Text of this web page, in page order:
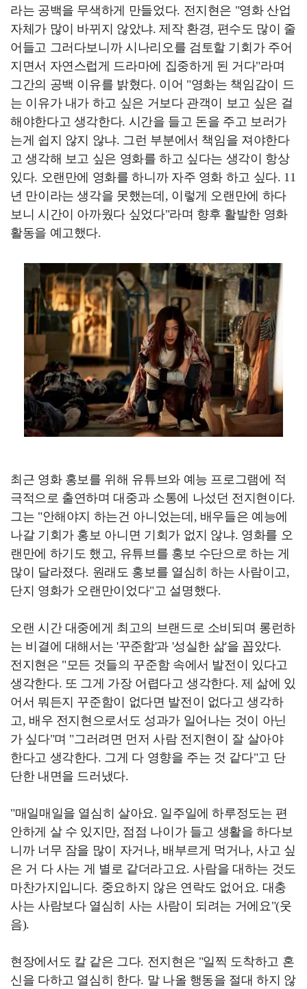
라는 공백을 무색하게 만들었다. 전지현은 "영화 산업
자체가 많이 바뀌지 않았냐. 제작 환경, 편수도 많이 줄
어들고 그러다보니까 시나리오를 검토할 기회가 주어
지면서 자연스럽게 드라마에 집중하게 된 거다"라며
그간의 공백 이유를 밝혔다. 이어 "영화는 책임감이 드
는 이유가 내가 하고 싶은 거보다 관객이 보고 싶은 걸
해야한다고 생각한다. 시간을 들고 돈을 주고 보러가
는게 쉽지 않지 않냐. 그런 부분에서 책임을 져야한다
고 생각해 보고 싶은 영화를 하고 싶다는 생각이 항상
있다. 오랜만에 영화를 하니까 자주 영화 하고 싶다. 11
년 만이라는 생각을 못했는데, 이렇게 오랜만에 하다
보니 시간이 아까웠다 싶었다"라며 향후 활발한 영화
활동을 예고했다.
최근 영화 홍보를 위해 유튜브와 예능 프로그램에 적
극적으로 출연하며 대중과 소통에 나섰던 전지현이다.
그는 "안해야지 하는건 아니었는데, 배우들은 예능에
나갈 기회가 홍보 아니면 기회가 없지 않냐. 영화를 오
랜만에 하기도 했고, 유튜브를 홍보 수단으로 하는 게
많이 달라졌다. 원래도 홍보를 열심히 하는 사람이고,
단지 영화가 오랜만이었다"고 설명했다.
오랜 시간 대중에게 최고의 브랜드로 소비되며 롱런하
는 비결에 대해서는 '꾸준함'과 '성실한 삶'을 꼽았다.
전지현은 "모든 것들의 꾸준함 속에서 발전이 있다고
생각한다. 또 그게 가장 어렵다고 생각한다. 제 삶에 있
어서 뭐든지 꾸준함이 없다면 발전이 없다고 생각하
고, 배우 전지현으로서도 성과가 일어나는 것이 아닌
가 싶다"며 "그러려면 먼저 사람 전지현이 잘 살아야
한다고 생각한다. 그게 다 영향을 주는 것 같다"고 단
단한 내면을 드러냈다.
"매일매일을 열심히 살아요. 일주일에 하루정도는 편
안하게 살 수 있지만, 점점 나이가 들고 생활을 하다보
니까 너무 잠을 많이 자거나, 배부르게 먹거나, 사고 싶
은 거 다 사는 게 별로 같더라고요. 사람을 대하는 것도
마찬가지입니다. 중요하지 않은 연락도 없어요. 대충
사는 사람보다 열심히 사는 사람이 되려는 거에요"(웃
음).
현장에서도 칼 같은 그다. 전지현은 "일찍 도착하고 혼
신을 다하고 열심히 한다. 말 나올 행동을 절대 하지 않